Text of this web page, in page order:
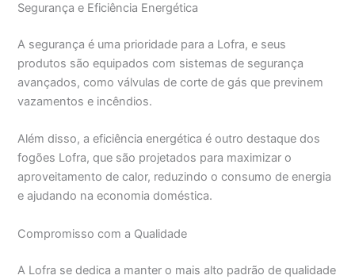
Segurança e Eficiência Energética
A segurança é uma prioridade para a Lofra, e seus
produtos são equipados com sistemas de segurança
avançados, como válvulas de corte de gás que previnem
vazamentos e incêndios.
Além disso, a eficiência energética é outro destaque dos
fogões Lofra, que são projetados para maximizar o
aproveitamento de calor, reduzindo o consumo de energia
e ajudando na economia doméstica.
Compromisso com a Qualidade
A Lofra se dedica a manter o mais alto padrão de qualidade